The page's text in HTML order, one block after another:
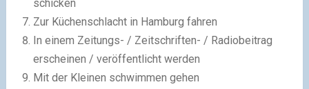
schicken
Zur Küchenschlacht in Hamburg fahren
In einem Zeitungs- / Zeitschriften- / Radiobeitrag
erscheinen / veröffentlicht werden
Mit der Kleinen schwimmen gehen